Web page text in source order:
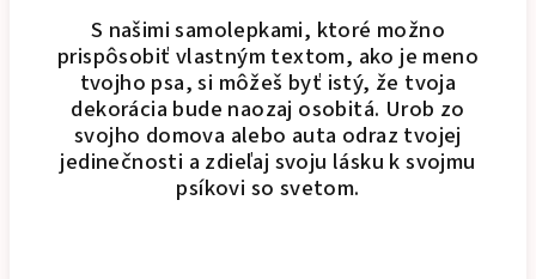
S našimi samolepkami, ktoré možno
prispôsobiť vlastným textom, ako je meno
tvojho psa, si môžeš byť istý, že tvoja
dekorácia bude naozaj osobitá. Urob zo
svojho domova alebo auta odraz tvojej
jedinečnosti a zdieľaj svoju lásku k svojmu
psíkovi so svetom.